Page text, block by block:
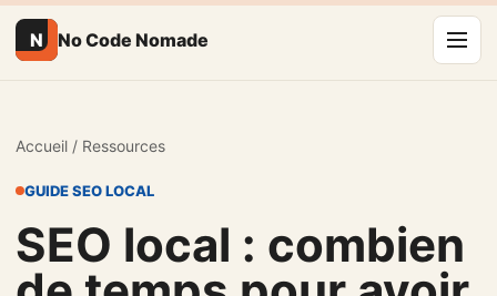
N No Code Nomade
Accueil / Ressources
GUIDE SEO LOCAL
SEO local : combien